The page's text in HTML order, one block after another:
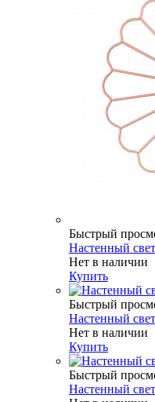
Быстрый
Настенный
Нет в наличии
Купить
Быстрый
Настенный
Нет в наличии
Купить
Быстрый
Настенный